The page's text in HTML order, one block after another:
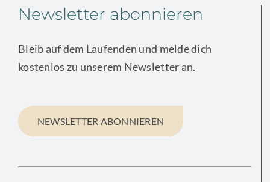
Newsletter abonnieren
Bleib auf dem Laufenden und melde dich
kostenlos zu unserem Newsletter an.
NEWSLETTER ABONNIEREN